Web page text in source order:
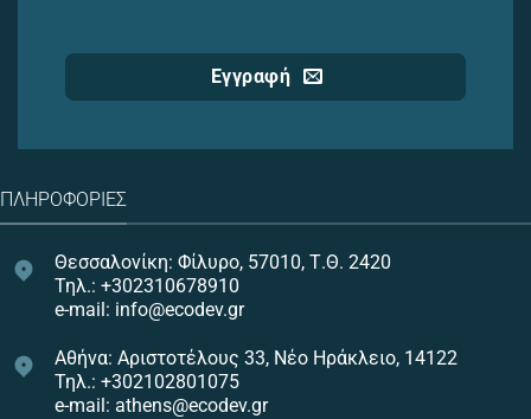
Εγγραφή
ΠΛΗΡΟΦΟΡΊΕΣ
Θεσσαλονίκη: Φίλυρο, 57010, Τ.Θ. 2420
Τηλ.: +302310678910
e-mail: info@ecodev.gr
Αθήνα: Αριστοτέλους 33, Νέο Ηράκλειο, 14122
Τηλ.: +302102801075
e-mail: athens@ecodev.gr